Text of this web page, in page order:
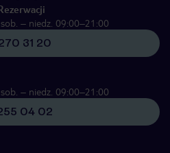
– niedz. 09:00–21:00
31 20
– niedz. 09:00–21:00
04 02